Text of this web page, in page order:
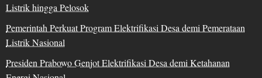
Listrik hingga Pelosok
Pemerintah Perkuat Program Elektrifikasi Desa demi Pemerataan
Listrik Nasional
Presiden Prabowo Genjot Elektrifikasi Desa demi Ketahanan